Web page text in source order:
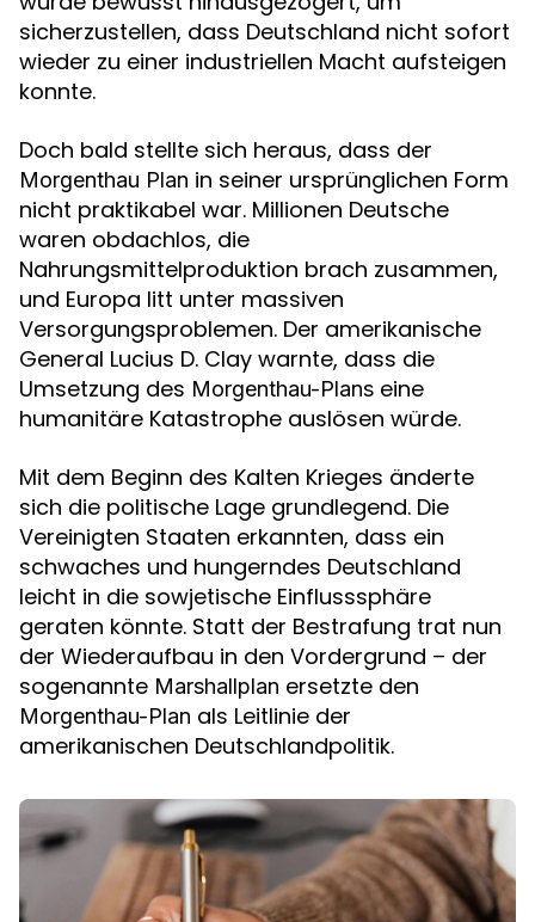
sicherzustellen, dass Deutschland nicht sofort
wieder zu einer industriellen Macht aufsteigen
konnte.
Doch bald stellte sich heraus, dass der
Morgenthau Plan in seiner ursprünglichen Form
nicht praktikabel war. Millionen Deutsche
waren obdachlos, die
Nahrungsmittelproduktion brach zusammen,
und Europa litt unter massiven
Versorgungsproblemen. Der amerikanische
General Lucius D. Clay warnte, dass die
Umsetzung des Morgenthau-Plans eine
humanitäre Katastrophe auslösen würde.
Mit dem Beginn des Kalten Krieges änderte
sich die politische Lage grundlegend. Die
Vereinigten Staaten erkannten, dass ein
schwaches und hungerndes Deutschland
leicht in die sowjetische Einflusssphäre
geraten könnte. Statt der Bestrafung trat nun
der Wiederaufbau in den Vordergrund – der
sogenannte Marshallplan ersetzte den
Morgenthau-Plan als Leitlinie der
amerikanischen Deutschlandpolitik.